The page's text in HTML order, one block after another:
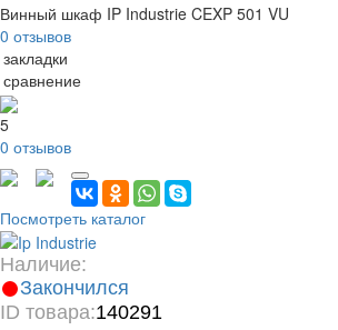
Винный шкаф IP Industrie CEXP 501 VU
0 отзывов
5
0 отзывов
Посмотреть каталог
Наличие:
Закончился
ID товара:140291